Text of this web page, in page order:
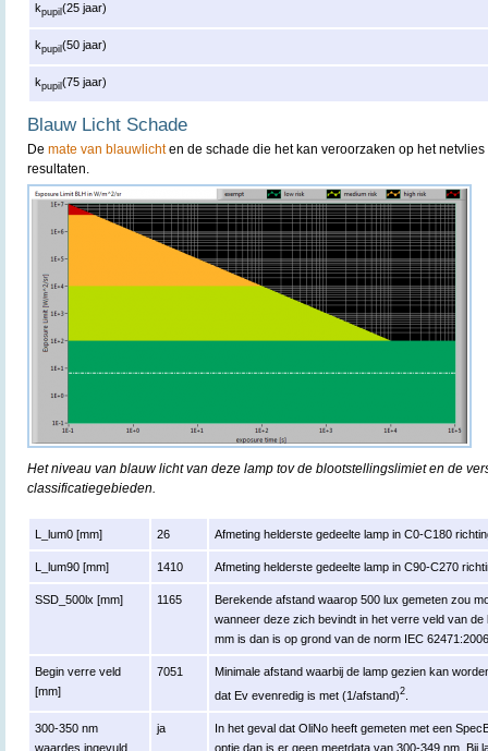
kpupil(25 jaar)
kpupil(50 jaar)
kpupil(75 jaar)
Blauw Licht Schade
De mate van blauwlichten de schade die het kan veroorzaken op het
resultaten.
Het niveau van blauw licht van deze lamp tov de blootstellingslimiet en de
classificatiegebieden.
L_lum0 [mm] 26 Afmeting helderste gedeelte lamp in C0-C180
L_lum90 [mm] 1410 Afmeting helderste gedeelte lamp in C90-C270
SSD_500lx [mm] 1165
Berekende afstand waarop 500 lux gemeten zou
wanneer deze zich bevindt in het verre veld van
mm is dan is op grond van de norm IEC
Begin verre veld
[mm]
7051
Minimale afstand waarbij de lamp gezien kan
dat Ev evenredig is met (1/afstand)2
300-350 nm
waardes ingevuld
ja
In het geval dat OliNo heeft gemeten met een
optie dan is er geen meetdata van 300-349 nm. Bij